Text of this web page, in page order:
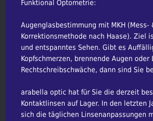
Funktional Optometrie:
Augenglasbestimmung mit MKH (Mess-
Korrektionsmethode nach Haase). Ziel
und entspanntes Sehen. Gibt es
Kopfschmerzen, brennende Augen oder
Rechtschreibschwäche, dann sind Sie
arabella optic hat für Sie die derzeit
Kontaktlinsen auf Lager. In den letzten
sich die täglichen Linsenanpassungen